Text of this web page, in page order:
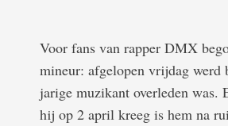
Voor fans van rapper DMX
mineur: afgelopen vrijdag werd
jarige muzikant overleden was.
hij op 2 april kreeg is hem na